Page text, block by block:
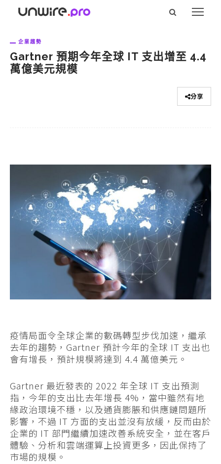
企業趨勢
Gartner 預期今年全球 IT 支出增至 4.4
萬億美元規模
分享
疫情局面令全球企業的數碼轉型步伐加速，繼承
去年的趨勢，Gartner 預計今年的全球 IT 支出也
會有增長，預計規模將達到 4.4 萬億美元。
Gartner 最近發表的 2022 年全球 IT 支出預測
指，今年的支出比去年增長 4%，當中雖然有地
緣政治環境不穩，以及通貨膨脹和供應鏈問題所
影響，不過 IT 方面的支出並沒有放緩，反而由於
企業的 IT 部門繼續加速改善系統安全，並在客戶
體驗、分析和雲端運算上投資更多，因此保持了
市場的規模。